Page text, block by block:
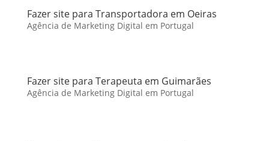
Fazer site para Transportadora em Oeiras
Agência de Marketing Digital em Portugal
Fazer site para Terapeuta em Guimarães
Agência de Marketing Digital em Portugal